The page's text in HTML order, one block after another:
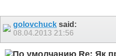
golovchuck said:
08.04.2013 21:56